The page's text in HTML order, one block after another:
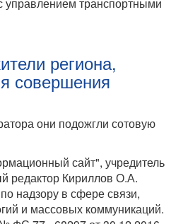
управлением транспортными
региона,
совершения
они подожгли сотовую
сайт", учредитель
редактор Кириллов О.А.
надзору в сфере связи,
и массовых коммуникаций.